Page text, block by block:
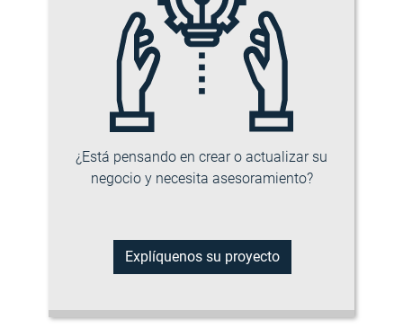
¿Está pensando en crear o actualizar su
negocio y necesita asesoramiento?
Explíquenos su proyecto